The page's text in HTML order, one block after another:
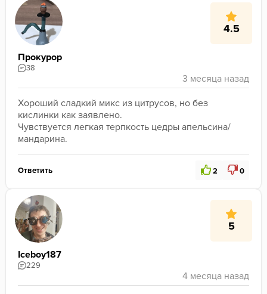
4.5
Прокурор
38
Хороший сладкий микс из цитрусов, но без
кислинки как заявлено.
Чувствуется легкая терпкость цедры апельсина/
мандарина.
Ответить 2 0
5
Iceboy187
229